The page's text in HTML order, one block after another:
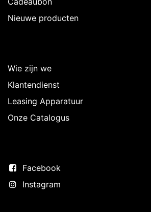
Nieuwe producten
Wie zijn we
Klantendienst
Leasing Apparatuur
Onze Catalogus
Facebook
Instagram